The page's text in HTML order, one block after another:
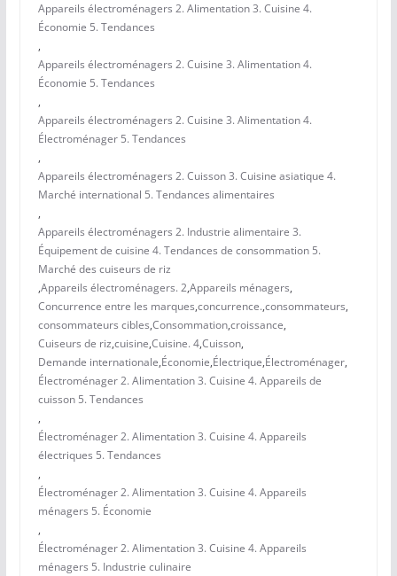
Appareils électroménagers 2. Alimentation 3. Cuisine 4.
Économie 5. Tendances
,
Appareils électroménagers 2. Cuisine 3. Alimentation 4.
Économie 5. Tendances
,
Appareils électroménagers 2. Cuisine 3. Alimentation 4.
Électroménager 5. Tendances
,
Appareils électroménagers 2. Cuisson 3. Cuisine asiatique 4.
Marché international 5. Tendances alimentaires
,
Appareils électroménagers 2. Industrie alimentaire 3.
Équipement de cuisine 4. Tendances de consommation 5.
Marché des cuiseurs de riz
,Appareils électroménagers. 2,Appareils ménagers,
Concurrence entre les marques,concurrence.,consommateurs,
consommateurs cibles,Consommation,croissance,
Cuiseurs de riz,cuisine,Cuisine. 4,Cuisson,
Demande internationale,Économie,Électrique,Électroménager,
Électroménager 2. Alimentation 3. Cuisine 4. Appareils de
cuisson 5. Tendances
,
Électroménager 2. Alimentation 3. Cuisine 4. Appareils
électriques 5. Tendances
,
Électroménager 2. Alimentation 3. Cuisine 4. Appareils
ménagers 5. Économie
,
Électroménager 2. Alimentation 3. Cuisine 4. Appareils
ménagers 5. Industrie culinaire